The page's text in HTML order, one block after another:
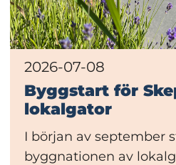
2026-07-08
Byggstart för
lokalgator
I början av september
byggnationen av